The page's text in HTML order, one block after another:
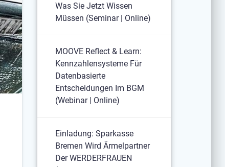
Was Sie Jetzt Wissen
Müssen (Seminar | Online)
MOOVE Reflect & Learn:
Kennzahlensysteme Für
Datenbasierte
Entscheidungen Im BGM
(Webinar | Online)
Einladung: Sparkasse
Bremen Wird Ärmelpartner
Der WERDERFRAUEN